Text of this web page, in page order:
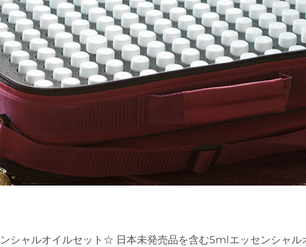
シャルオイルセット☆ 日本未発売品を含む5mlエッセンシャル